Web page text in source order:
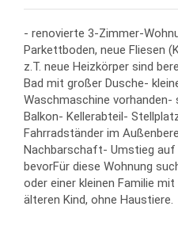
- renovierte 3-Zimmer-
Parkettboden, neue Fliesen
z.T. neue Heizkörper sind
Bad mit großer Dusche-
Waschmaschine vorhanden-
Balkon- Kellerabteil-
Fahrradständer im
Nachbarschaft- Umstieg auf
bevorFür diese Wohnung
oder einer kleinen Familie
älteren Kind, ohne Haustiere.